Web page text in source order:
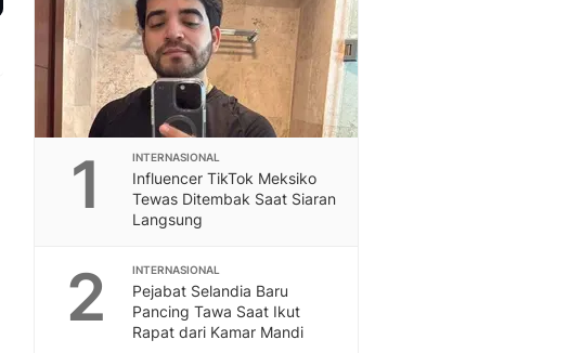
1 INTERNASIONAL
Influencer TikTok Meksiko
Tewas Ditembak Saat Siaran
Langsung
2 INTERNASIONAL
Pejabat Selandia Baru
Pancing Tawa Saat Ikut
Rapat dari Kamar Mandi